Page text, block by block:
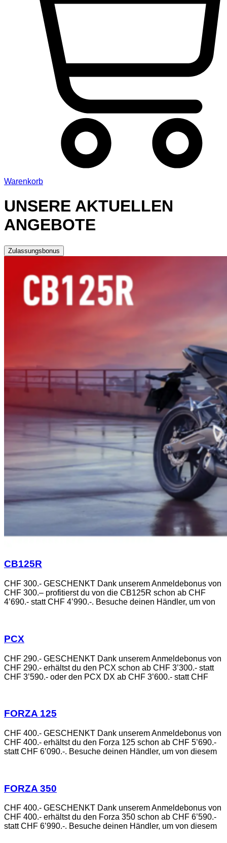
Warenkorb
UNSERE AKTUELLEN
ANGEBOTE
Zulassungsbonus
CB125R
CHF 300.- GESCHENKT Dank unserem Anmeldebonus von
CHF 300.– profitierst du von die CB125R schon ab CHF
4’690.- statt CHF 4’990.-. Besuche deinen Händler, um von
PCX
CHF 290.- GESCHENKT Dank unserem Anmeldebonus von
CHF 290.- erhältst du den PCX schon ab CHF 3’300.- statt
CHF 3’590.- oder den PCX DX ab CHF 3’600.- statt CHF
FORZA 125
CHF 400.- GESCHENKT Dank unserem Anmeldebonus von
CHF 400.- erhältst du den Forza 125 schon ab CHF 5’690.-
statt CHF 6’090.-. Besuche deinen Händler, um von diesem
FORZA 350
CHF 400.- GESCHENKT Dank unserem Anmeldebonus von
CHF 400.- erhältst du den Forza 350 schon ab CHF 6’590.-
statt CHF 6’990.-. Besuche deinen Händler, um von diesem